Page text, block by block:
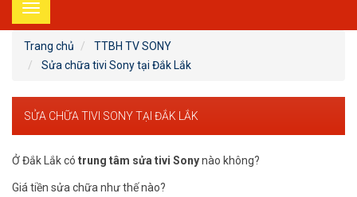
Toggle
navigation
Trang chủ
TTBH TV SONY
Sửa chữa tivi Sony tại Đắk Lắk
SỬA CHỮA TIVI SONY TẠI ĐẮK LẮK
Ở Đắk Lắk có trung tâm sửa tivi Sonynào không?
Giá tiền sửa chữa như thế nào?